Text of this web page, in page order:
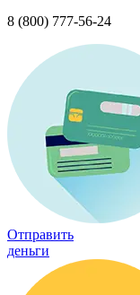
8 (800) 777-56-24
Отправить
деньги